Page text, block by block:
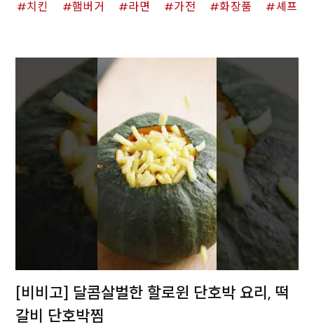
치킨 햄버거 라면 가전 화장품 셰프
[비비고] 달콤살벌한 할로윈 단호박 요리, 떡
갈비 단호박찜